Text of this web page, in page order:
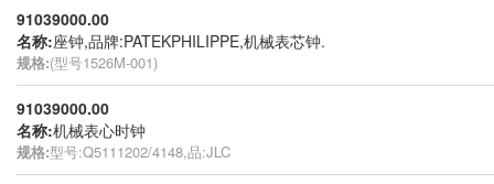
91039000.00
名称:座钟,品牌:PATEKPHILIPPE,机械表芯钟.
规格:(型号1526M-001)
91039000.00
名称:机械表心时钟
规格:型号:Q5111202/4148,品:JLC